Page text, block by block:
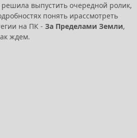
выпустить очередной ролик,
понять ирассмотреть
на ПК - За Пределами Земли,
ждем.